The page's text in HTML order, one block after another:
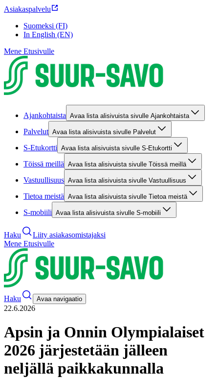
Asiakaspalvelu
Suomeksi (FI)
In English (EN)
Mene Etusivulle
Ajankohtaista Avaa lista alisivuista sivulle Ajankohtaista
Palvelut Avaa lista alisivuista sivulle Palvelut
S-Etukortti Avaa lista alisivuista sivulle S-Etukortti
Töissä meillä Avaa lista alisivuista sivulle Töissä meillä
Vastuullisuus Avaa lista alisivuista sivulle Vastuullisuus
Tietoa meistä Avaa lista alisivuista sivulle Tietoa meistä
S-mobiili Avaa lista alisivuista sivulle S-mobiili
Haku
Liity asiakasomistajaksi
Mene Etusivulle
Haku Avaa navigaatio
22.6.2026
Apsin ja Onnin Olympialaiset
2026 järjestetään jälleen
neljällä paikkakunnalla